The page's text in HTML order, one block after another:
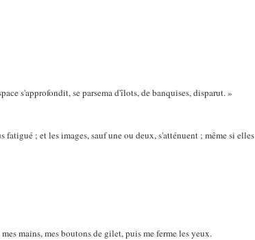
s'approfondit, se parsema d'îlots, de banquises, disparut. »
; et les images, sauf une ou deux, s'atténuent ; même si elles
mains, mes boutons de gilet, puis me ferme les yeux.